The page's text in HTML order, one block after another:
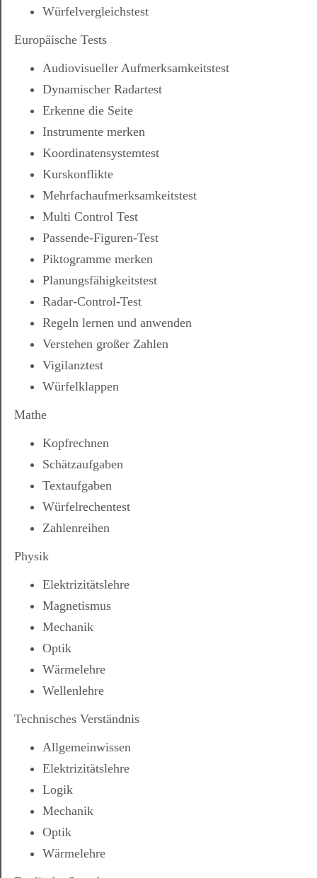
Würfelvergleichstest
Europäische Tests
Audiovisueller Aufmerksamkeitstest
Dynamischer Radartest
Erkenne die Seite
Instrumente merken
Koordinatensystemtest
Kurskonflikte
Mehrfachaufmerksamkeitstest
Multi Control Test
Passende-Figuren-Test
Piktogramme merken
Planungsfähigkeitstest
Radar-Control-Test
Regeln lernen und anwenden
Verstehen großer Zahlen
Vigilanztest
Würfelklappen
Mathe
Kopfrechnen
Schätzaufgaben
Textaufgaben
Würfelrechentest
Zahlenreihen
Physik
Elektrizitätslehre
Magnetismus
Mechanik
Optik
Wärmelehre
Wellenlehre
Technisches Verständnis
Allgemeinwissen
Elektrizitätslehre
Logik
Mechanik
Optik
Wärmelehre